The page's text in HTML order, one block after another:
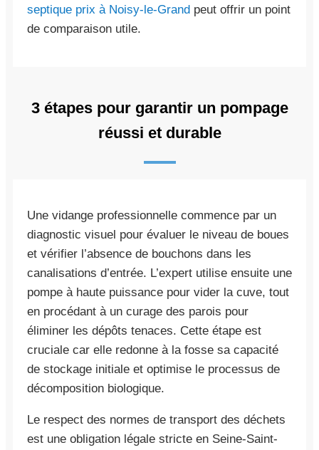
septique prix à Noisy-le-Grand peut offrir un point
de comparaison utile.
3 étapes pour garantir un pompage
réussi et durable
Une vidange professionnelle commence par un
diagnostic visuel pour évaluer le niveau de boues
et vérifier l’absence de bouchons dans les
canalisations d’entrée. L’expert utilise ensuite une
pompe à haute puissance pour vider la cuve, tout
en procédant à un curage des parois pour
éliminer les dépôts tenaces. Cette étape est
cruciale car elle redonne à la fosse sa capacité
de stockage initiale et optimise le processus de
décomposition biologique.
Le respect des normes de transport des déchets
est une obligation légale stricte en Seine-Saint-